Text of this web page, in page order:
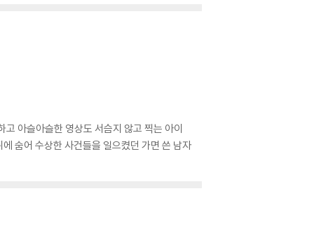
고 아슬아슬한 영상도 서슴지 않고 찍는 아이
숨어 수상한 사건들을 일으켰던 가면 쓴 남자